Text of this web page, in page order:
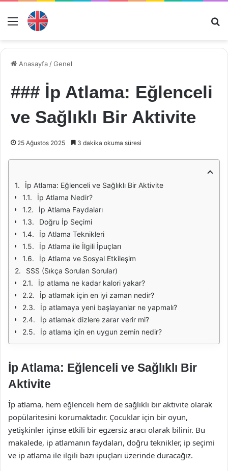
Menü
Anasayfa /Genel
### İp Atlama: Eğlenceli
ve Sağlıklı Bir Aktivite
25 Ağustos 2025 3 dakika okuma süresi
İp Atlama: Eğlenceli ve Sağlıklı Bir Aktivite
İp Atlama Nedir?
İp Atlama Faydaları
Doğru İp Seçimi
İp Atlama Teknikleri
İp Atlama ile İlgili İpuçları
İp Atlama ve Sosyal Etkileşim
SSS (Sıkça Sorulan Sorular)
İp atlama ne kadar kalori yakar?
İp atlamak için en iyi zaman nedir?
İp atlamaya yeni başlayanlar ne yapmalı?
İp atlamak dizlere zarar verir mi?
İp atlama için en uygun zemin nedir?
İp Atlama: Eğlenceli ve Sağlıklı Bir
Aktivite
İp atlama, hem eğlenceli hem de sağlıklı bir aktivite olarak
popülaritesini korumaktadır. Çocuklar için bir oyun,
yetişkinler içinse etkili bir egzersiz aracı olarak bilinir. Bu
makalede, ip atlamanın faydaları, doğru teknikler, ip seçimi
ve ip atlama ile ilgili bazı ipuçları üzerinde duracağız.